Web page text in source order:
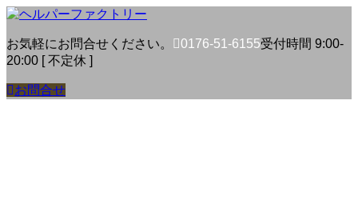
コ
テ
ン
ツ
へ
ナ
ゲ
ー
シ
ョ
お気軽にお問合せください。 0176-51-6155受付時間 9:00-
20:00 [ 不定休 ]
お問合せ